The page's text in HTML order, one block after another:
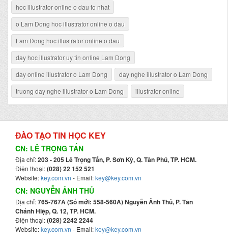
hoc illustrator online o dau to nhat
o Lam Dong hoc illustrator online o dau
Lam Dong hoc illustrator online o dau
day hoc illustrator uy tin online Lam Dong
day online illustrator o Lam Dong
day nghe illustrator o Lam Dong
truong day nghe illustrator o Lam Dong
illustrator online
ĐÀO TẠO TIN HỌC KEY
CN: LÊ TRỌNG TẤN
Địa chỉ:203 - 205 Lê Trọng Tấn, P. Sơn Kỳ, Q. Tân Phú, TP. HCM.
Điện thoại:(028) 22 152 521
Website:key.com.vn - Email:key@key.com.vn
CN: NGUYỄN ẢNH THỦ
Địa chỉ:765-767A (Số mới: 558-560A) Nguyễn Ảnh Thủ, P. Tân
Chánh Hiệp, Q. 12, TP. HCM.
Điện thoại:(028) 2242 2244
Website:key.com.vn - Email:key@key.com.vn